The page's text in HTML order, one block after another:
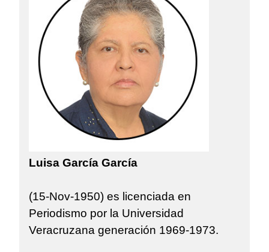
Luisa García García
(15-Nov-1950) es licenciada en
Periodismo por la Universidad
Veracruzana generación 1969-1973.